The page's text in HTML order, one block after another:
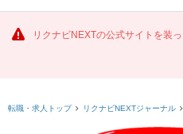
リクナビNEXTの公式サイトを装
転職・求人トップ リクナビNEXTジャーナル